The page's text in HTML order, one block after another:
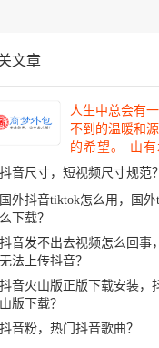
文章
人生中总会有
不到的温暖和
的希望。 山
吹过，你的心思
你。 你建起…
抖音尺寸，短视频尺寸规范？
国外抖音tiktok怎么用，国
么下载？
抖音发不出去视频怎么回事
无法上传抖音？
抖音火山版正版下载安装，
山版下载？
抖音粉，热门抖音歌曲？